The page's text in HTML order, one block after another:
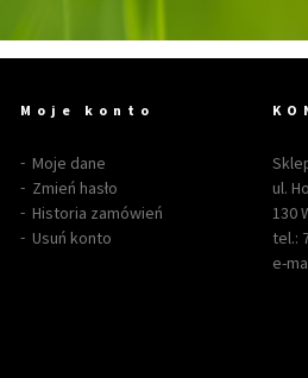
Moje konto
Moje dane
Zmień hasło
Historia zamówień
Usuń konto
ul.
130
tel.:
e-